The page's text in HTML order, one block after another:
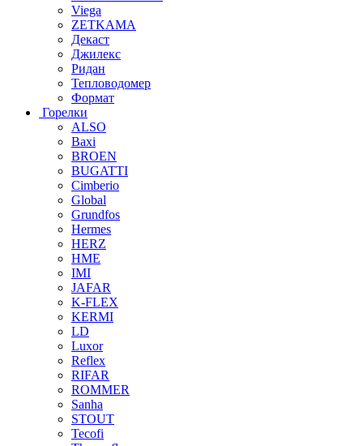
Viega
ZETKAMA
Декаст
Джилекс
Ридан
Тепловодомер
Формат
Горелки
ALSO
Baxi
BROEN
BUGATTI
Cimberio
Global
Grundfos
Hermes
HERZ
HME
IMI
JAFAR
K-FLEX
KERMI
LD
Luxor
Reflex
RIFAR
ROMMER
Sanha
STOUT
Tecofi